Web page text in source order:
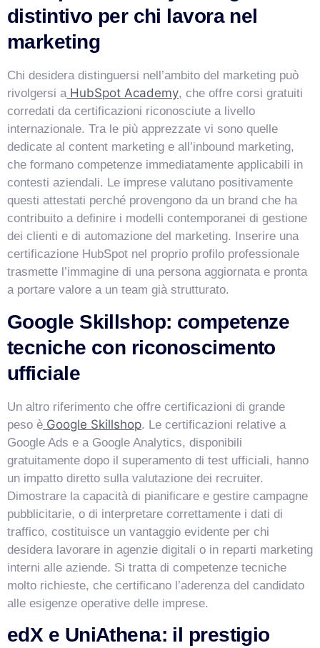
distintivo per chi lavora nel
marketing
Chi desidera distinguersi nell’ambito del marketing può
rivolgersi a HubSpot Academy, che offre corsi gratuiti
corredati da certificazioni riconosciute a livello
internazionale. Tra le più apprezzate vi sono quelle
dedicate al content marketing e all’inbound marketing,
che formano competenze immediatamente applicabili in
contesti aziendali. Le imprese valutano positivamente
questi attestati perché provengono da un brand che ha
contribuito a definire i modelli contemporanei di gestione
dei clienti e di automazione del marketing. Inserire una
certificazione HubSpot nel proprio profilo professionale
trasmette l’immagine di una persona aggiornata e pronta
a portare valore a un team già strutturato.
Google Skillshop: competenze
tecniche con riconoscimento
ufficiale
Un altro riferimento che offre certificazioni di grande
peso è Google Skillshop. Le certificazioni relative a
Google Ads e a Google Analytics, disponibili
gratuitamente dopo il superamento di test ufficiali, hanno
un impatto diretto sulla valutazione dei recruiter.
Dimostrare la capacità di pianificare e gestire campagne
pubblicitarie, o di interpretare correttamente i dati di
traffico, costituisce un vantaggio evidente per chi
desidera lavorare in agenzie digitali o in reparti marketing
interni alle aziende. Si tratta di competenze tecniche
molto richieste, che certificano l’aderenza del candidato
alle esigenze operative delle imprese.
edX e UniAthena: il prestigio